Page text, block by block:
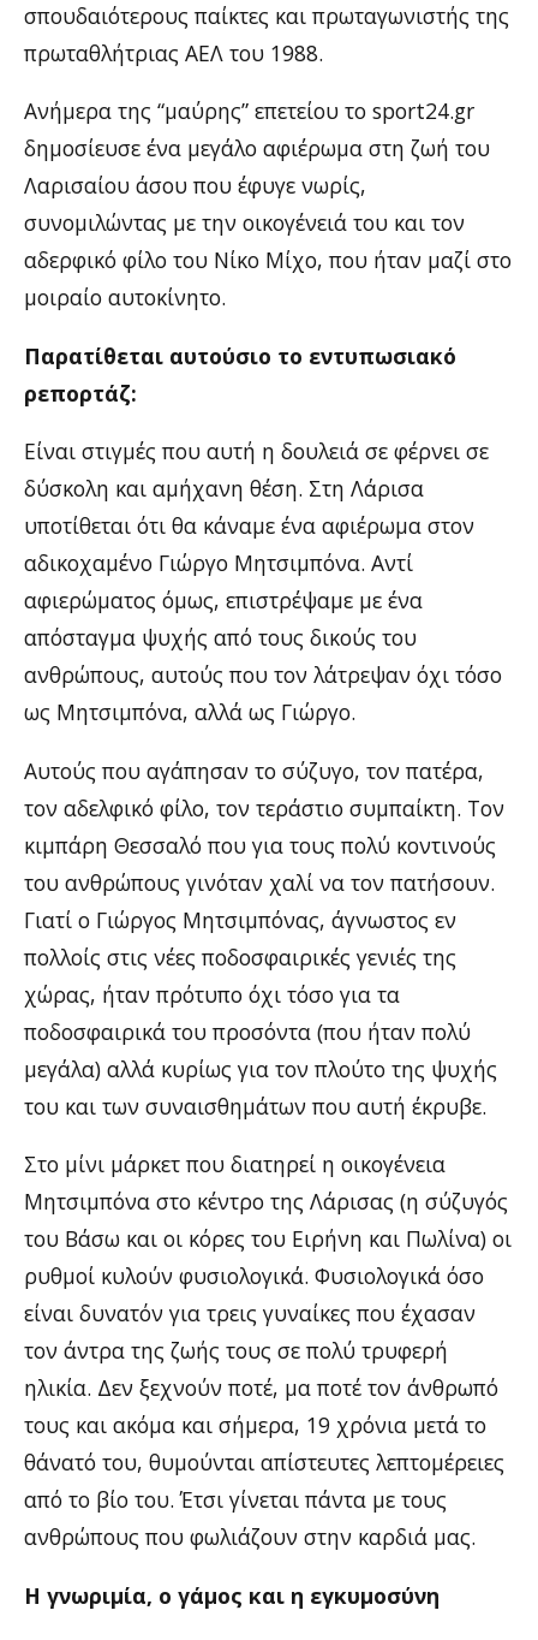
σπουδαιότερους παίκτες και πρωταγωνιστής της
πρωταθλήτριας ΑΕΛ του 1988.
Ανήμερα της “μαύρης” επετείου το sport24.gr
δημοσίευσε ένα μεγάλο αφιέρωμα στη ζωή του
Λαρισαίου άσου που έφυγε νωρίς,
συνομιλώντας με την οικογένειά του και τον
αδερφικό φίλο του Νίκο Μίχο, που ήταν μαζί στο
μοιραίο αυτοκίνητο.
Παρατίθεται αυτούσιο το εντυπωσιακό
ρεπορτάζ:
Είναι στιγμές που αυτή η δουλειά σε φέρνει σε
δύσκολη και αμήχανη θέση. Στη Λάρισα
υποτίθεται ότι θα κάναμε ένα αφιέρωμα στον
αδικοχαμένο Γιώργο Μητσιμπόνα. Αντί
αφιερώματος όμως, επιστρέψαμε με ένα
απόσταγμα ψυχής από τους δικούς του
ανθρώπους, αυτούς που τον λάτρεψαν όχι τόσο
ως Μητσιμπόνα, αλλά ως Γιώργο.
Αυτούς που αγάπησαν το σύζυγο, τον πατέρα,
τον αδελφικό φίλο, τον τεράστιο συμπαίκτη. Τον
κιμπάρη Θεσσαλό που για τους πολύ κοντινούς
του ανθρώπους γινόταν χαλί να τον πατήσουν.
Γιατί ο Γιώργος Μητσιμπόνας, άγνωστος εν
πολλοίς στις νέες ποδοσφαιρικές γενιές της
χώρας, ήταν πρότυπο όχι τόσο για τα
ποδοσφαιρικά του προσόντα (που ήταν πολύ
μεγάλα) αλλά κυρίως για τον πλούτο της ψυχής
του και των συναισθημάτων που αυτή έκρυβε.
Στο μίνι μάρκετ που διατηρεί η οικογένεια
Μητσιμπόνα στο κέντρο της Λάρισας (η σύζυγός
του Βάσω και οι κόρες του Ειρήνη και Πωλίνα) οι
ρυθμοί κυλούν φυσιολογικά. Φυσιολογικά όσο
είναι δυνατόν για τρεις γυναίκες που έχασαν
τον άντρα της ζωής τους σε πολύ τρυφερή
ηλικία. Δεν ξεχνούν ποτέ, μα ποτέ τον άνθρωπό
τους και ακόμα και σήμερα, 19 χρόνια μετά το
θάνατό του, θυμούνται απίστευτες λεπτομέρειες
από το βίο του. Έτσι γίνεται πάντα με τους
ανθρώπους που φωλιάζουν στην καρδιά μας.
Η γνωριμία, ο γάμος και η εγκυμοσύνη